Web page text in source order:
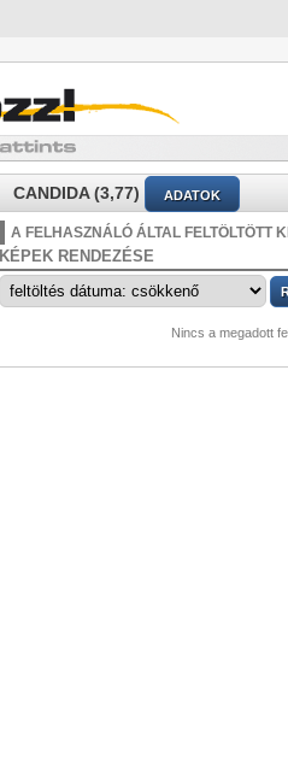
CANDIDA (3,77) ADATOK
A FELHASZNÁLÓ ÁLTAL FELTÖLTÖTT
KÉPEK RENDEZÉSE
Nincs a megadott